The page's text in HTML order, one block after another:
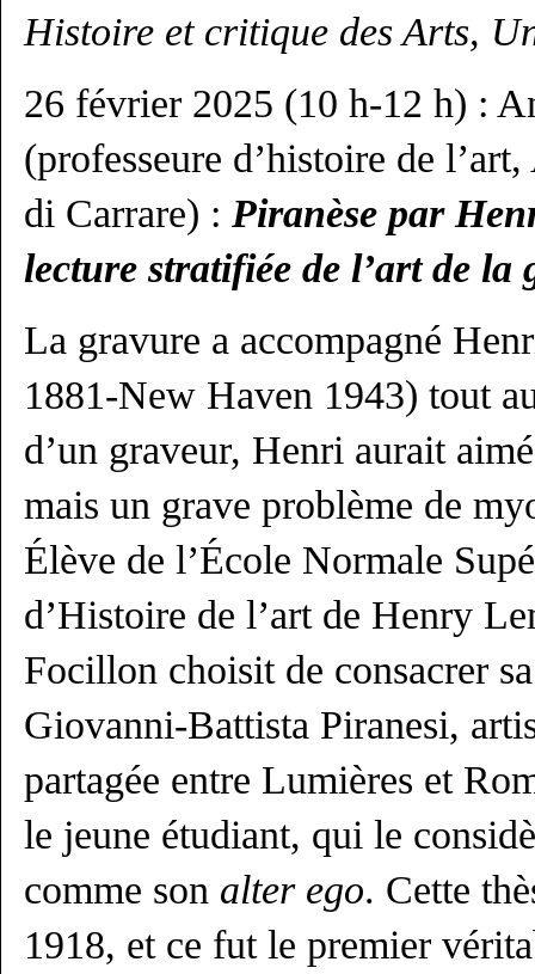
Histoire et critique des Arts,
26 février 2025 (10 h-12 h) :
(professeure d’histoire de
di Carrare) : Piranèse par
lecture stratifiée de l’art de la
La gravure a accompagné
1881-New Haven 1943) tout
d’un graveur, Henri aurait
mais un grave problème de
Élève de l’École Normale
d’Histoire de l’art de Henry
Focillon choisit de consacrer
Giovanni-Battista Piranesi,
partagée entre Lumières et
le jeune étudiant, qui le
comme son alter ego. Cette
1918, et ce fut le premier